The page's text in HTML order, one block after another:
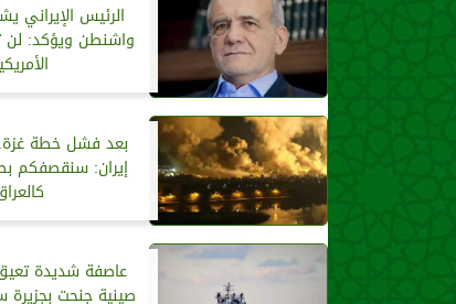
الرئيس الإيراني
واشنطن ويؤكد:
بعد فشل خطة
إيران: سنقصفكم
عاصفة شديدة
صينية جنحت بجزيرة